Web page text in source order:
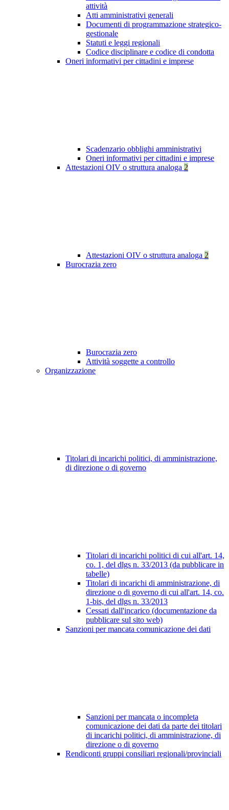
attività
Atti amministrativi generali
Documenti di programmazione strategico-
gestionale
Statuti e leggi regionali
Codice disciplinare e codice di condotta
Oneri informativi per cittadini e imprese
Scadenzario obblighi amministrativi
Oneri informativi per cittadini e imprese
Attestazioni OIV o struttura analoga 2
Attestazioni OIV o struttura analoga 2
Burocrazia zero
Burocrazia zero
Attività soggette a controllo
Organizzazione
Titolari di incarichi politici, di amministrazione,
di direzione o di governo
Titolari di incarichi politici di cui all'art. 14,
co. 1, del dlgs n. 33/2013 (da pubblicare in
tabelle)
Titolari di incarichi di amministrazione, di
direzione o di governo di cui all'art. 14, co.
1-bis, del dlgs n. 33/2013
Cessati dall'incarico (documentazione da
pubblicare sul sito web)
Sanzioni per mancata comunicazione dei dati
Sanzioni per mancata o incompleta
comunicazione dei dati da parte dei titolari
di incarichi politici, di amministrazione, di
direzione o di governo
Rendiconti gruppi consiliari regionali/provinciali